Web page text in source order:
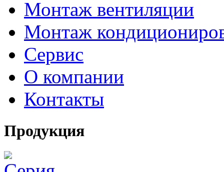
Монтаж вентиляции
Монтаж
Сервис
О компании
Контакты
Продукция